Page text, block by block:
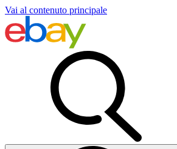
Vai al contenuto principale